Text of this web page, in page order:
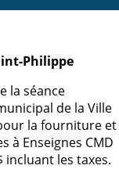
Philippe
la séance
de la Ville
la fourniture et
à Enseignes CMD
incluant les taxes.